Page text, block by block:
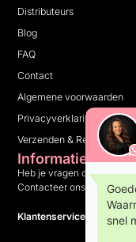
Distributeurs
Blog
FAQ
Contact
Algemene voorwaarden
Privacyverklaring
Verzenden & Retourneren
Informatie
Heb je vragen over ons
Contacteer ons en wij
Klantenservice: 10:00 tot